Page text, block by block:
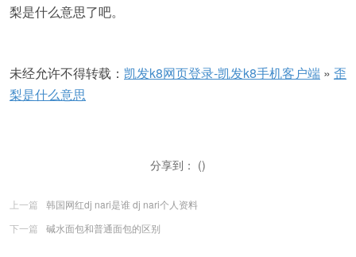
梨是什么意思了吧。
未经允许不得转载： 凯发k8网页登录-凯发k8手机客户端 » 歪
梨是什么意思
分享到： ()
上一篇
韩国网红dj nari是谁 dj nari个人资料
下一篇
碱水面包和普通面包的区别